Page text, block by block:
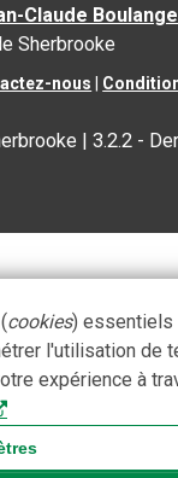
Claude
Sherbrooke
nous
|3.2.2 -
cookies) essentiels
l'utilisation de
expérience à